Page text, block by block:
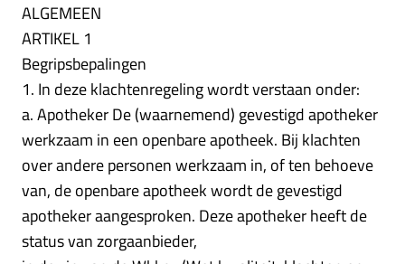
ALGEMEEN
ARTIKEL 1
Begripsbepalingen
1. In deze klachtenregeling wordt verstaan onder:
a. Apotheker De (waarnemend) gevestigd apotheker
werkzaam in een openbare apotheek. Bij klachten
over andere personen werkzaam in, of ten behoeve
van, de openbare apotheek wordt de gevestigd
apotheker aangesproken. Deze apotheker heeft de
status van zorgaanbieder,